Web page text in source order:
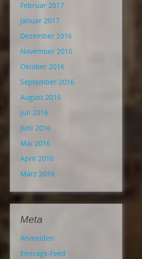
Februar 2017
Januar 2017
Dezember 2016
November 2016
Oktober 2016
September 2016
August 2016
Juli 2016
Juni 2016
Mai 2016
April 2016
März 2016
Meta
Anmelden
Eintrags-Feed